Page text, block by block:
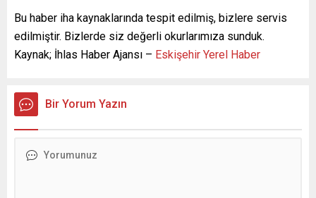
Bu haber iha kaynaklarında tespit edilmiş, bizlere servis
edilmiştir. Bizlerde siz değerli okurlarımıza sunduk.
Kaynak; İhlas Haber Ajansı – Eskişehir Yerel Haber
Bir Yorum Yazın